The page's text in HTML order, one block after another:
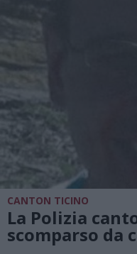
CANTON TICINO
La Polizia
scomparso da